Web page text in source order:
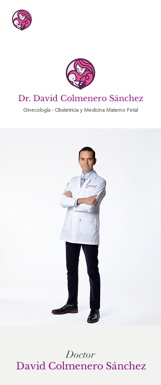
Dr. David Colmenero Sánchez
Ginecología - Obstetricia y Medicina Materno Fetal
Doctor
David Colmenero Sánchez